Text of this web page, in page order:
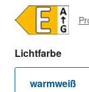
Lichtfarbe
warmweiß